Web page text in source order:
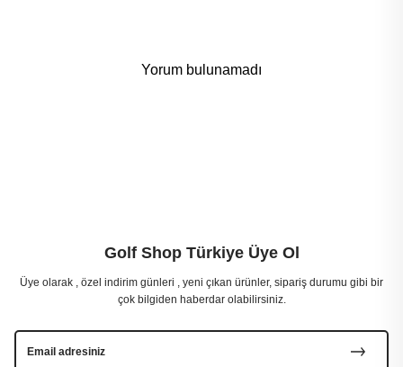
Yorum bulunamadı
Golf Shop Türkiye Üye Ol
Üye olarak , özel indirim günleri , yeni çıkan ürünler, sipariş durumu gibi bir
çok bilgiden haberdar olabilirsiniz.